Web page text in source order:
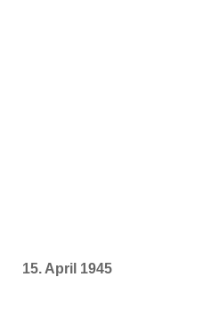
15. April 1945